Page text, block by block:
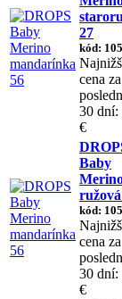
27
kód:
cena za
30 dní:
€
Baby
kód:
cena za
30 dní:
€